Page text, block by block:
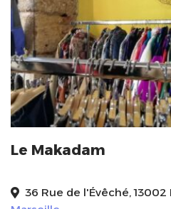
Le Makadam
36 Rue de l'Évêché,